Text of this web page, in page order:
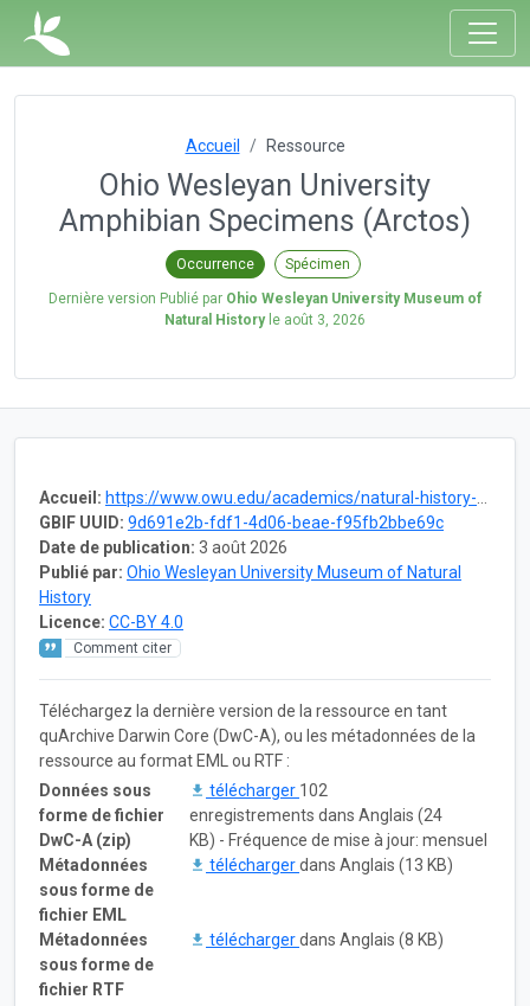
Accueil Ressource
Ohio Wesleyan University
Amphibian Specimens (Arctos)
Occurrence Spécimen
Dernière version Publié par Ohio Wesleyan University Museum of
Natural Historyle août 3, 2026
Accueil: https://www.owu.edu/academics/natural-history-museum/
GBIF UUID: 9d691e2b-fdf1-4d06-beae-f95fb2bbe69c
Date de publication: 3 août 2026
Publié par: Ohio Wesleyan University Museum of Natural
History
Licence: CC-BY 4.0
Comment citer
Téléchargez la dernière version de la ressource en tant
quArchive Darwin Core (DwC-A), ou les métadonnées de la
ressource au format EML ou RTF :
Données sous
forme de fichier
DwC-A (zip)
télécharger 102
enregistrements dans Anglais (24
KB) - Fréquence de mise à jour: mensuel
Métadonnées
sous forme de
fichier EML
téléchargerdans Anglais (13 KB)
Métadonnées
sous forme de
fichier RTF
téléchargerdans Anglais (8 KB)